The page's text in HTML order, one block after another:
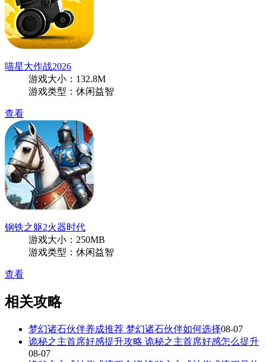
喵星大作战2026
游戏大小：132.8M
游戏类型：休闲益智
查看
钢铁之躯2火器时代
游戏大小：250MB
游戏类型：休闲益智
查看
相关攻略
梦幻诸石伙伴养成推荐 梦幻诸石伙伴如何选择08-07
诡秘之主首席好感提升攻略 诡秘之主首席好感怎么提升
08-07